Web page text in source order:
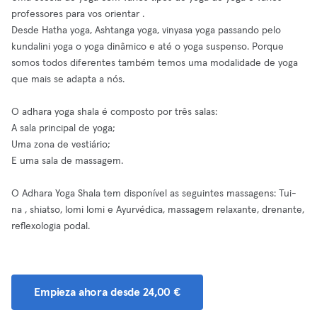
professores para vos orientar .
Desde Hatha yoga, Ashtanga yoga, vinyasa yoga passando pelo
kundalini yoga o yoga dinâmico e até o yoga suspenso. Porque
somos todos diferentes também temos uma modalidade de yoga
que mais se adapta a nós.
O adhara yoga shala é composto por três salas:
A sala principal de yoga;
Uma zona de vestiário;
E uma sala de massagem.
O Adhara Yoga Shala tem disponível as seguintes massagens: Tui-
na , shiatso, lomi lomi e Ayurvédica, massagem relaxante, drenante,
reflexologia podal.
Empieza ahora desde 24,00 €